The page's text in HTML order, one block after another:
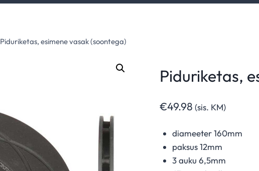
Piduriketas, esimene vasak (soontega)
Piduriketas,
€49.98 (sis. KM)
diameeter 160mm
paksus 12mm
3 auku 6,5mm